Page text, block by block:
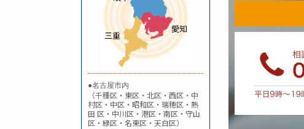
【法令・条文
た者は、６月
【法令・条文
が、正当な理
信書開封罪
【法令・条文】
する。 【法定
●名古屋市内
（千種区・東区・北区・西区・中
村区・中区・昭和区・瑞穂区・熱
田 区・中川区・港区・南区・守山
区・緑区・名東区・天白区）